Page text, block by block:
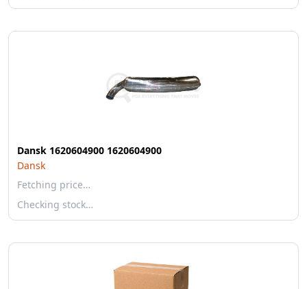
Dansk 1620604900 1620604900
Dansk
Fetching price…
Checking stock…